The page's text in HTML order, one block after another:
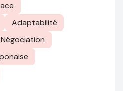
Adaptabilité
Négociation